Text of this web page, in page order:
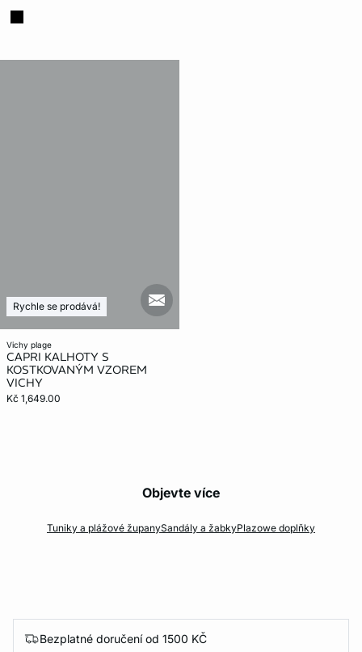
vichy plage
CAPRI KALHOTY S
KOSTKOVANÝM VZOREM
VICHY
Kč 1,649.00
Rychle se prodává! mail_new
Objevte více
Tuniky a plážové županySandály a žabkyPlazowe doplňky
Bezplatné doručení od 1500 KČ